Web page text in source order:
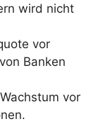
wird nicht
vor
Banken
vor